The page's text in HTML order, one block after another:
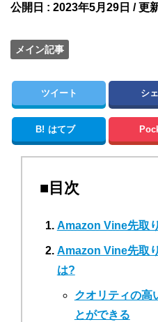
公開日 : 2023年5月29日 / 更
メイン記事
ツイート シ
B! はてブ
■目次
Amazon Vine先取
Amazon Vine先取
は?
クオリティの高
とができる